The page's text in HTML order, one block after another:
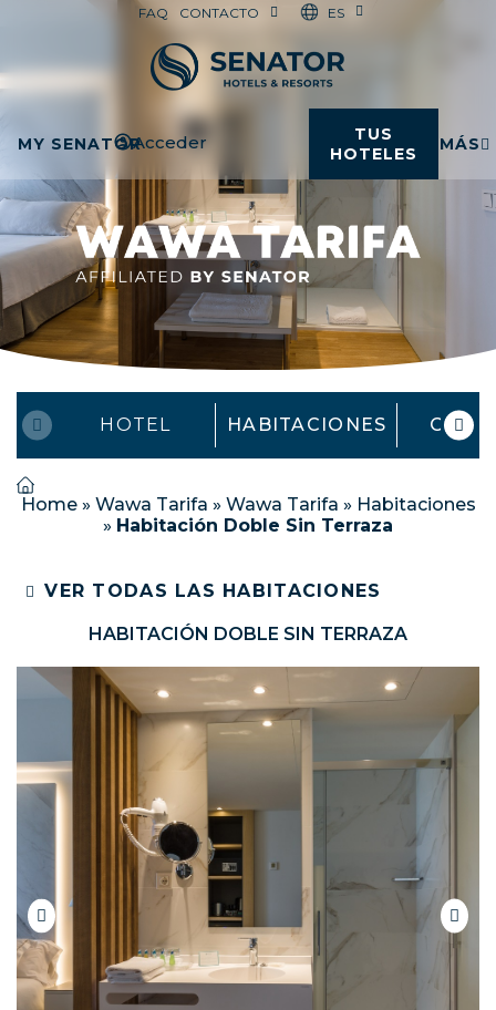
FAQ CONTACTO ES
MY SENATORAcceder
TUS
HOTELES
MÁS
HOTEL HABITACIONES
Home» Wawa Tarifa » Wawa Tarifa » Habitaciones
» Habitación Doble Sin Terraza
VER TODAS LAS HABITACIONES
HABITACIÓN DOBLE SIN TERRAZA